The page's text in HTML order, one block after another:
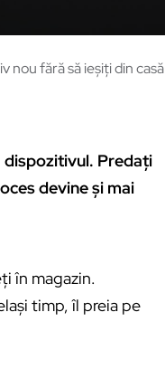
nou fără să ieșiți din casă
dispozitivul. Predați
devine și mai
în magazin.
timp, îl preia pe